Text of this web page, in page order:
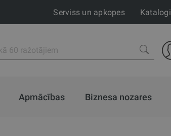
Serviss un apkopes Katalogi
Apmācības Biznesa nozares